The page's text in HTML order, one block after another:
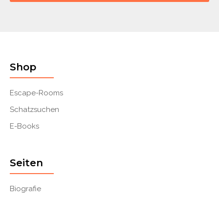
Shop
Escape-Rooms
Schatzsuchen
E-Books
Seiten
Biografie